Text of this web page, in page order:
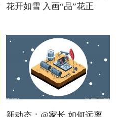
花开如雪 入画“品”花正
新动态：@家长 如何远离